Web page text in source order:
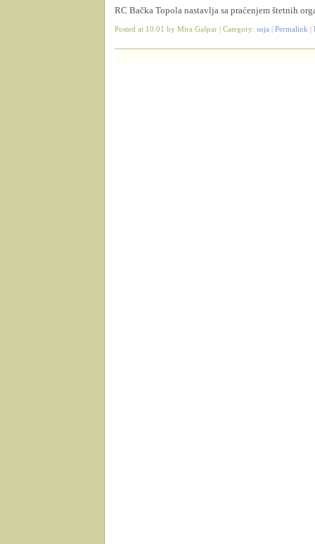
RC Bačka Topola nastavlja sa praćenjem štetnih
Posted at 10:01 by Mira Gašpar | Category: soja Permalink